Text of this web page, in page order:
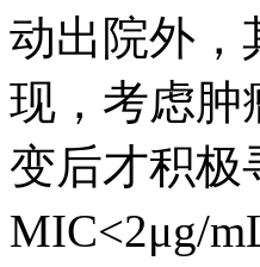
动出院外，
现，考虑肿
变后才积极
MIC<2μg/